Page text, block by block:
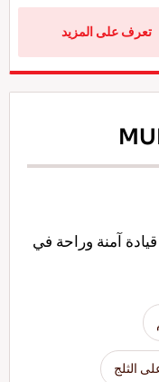
تعرف على المزيد
آمنة وراحة في
الثلج